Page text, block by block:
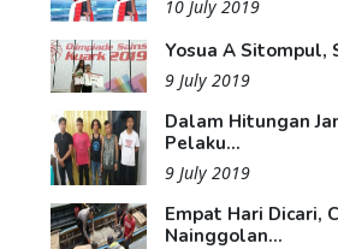
10 July 2019
Yosua A Sitompul,
9 July 2019
Dalam Hitungan
Pelaku...
9 July 2019
Empat Hari Dicari,
Nainggolan...